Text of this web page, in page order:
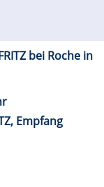
bei Roche in
Empfang